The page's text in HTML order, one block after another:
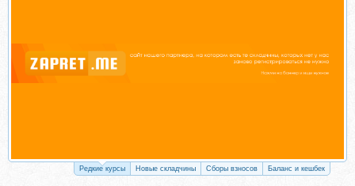
Редкие курсы Новые складчины Сборы взносов Баланс и кешбек